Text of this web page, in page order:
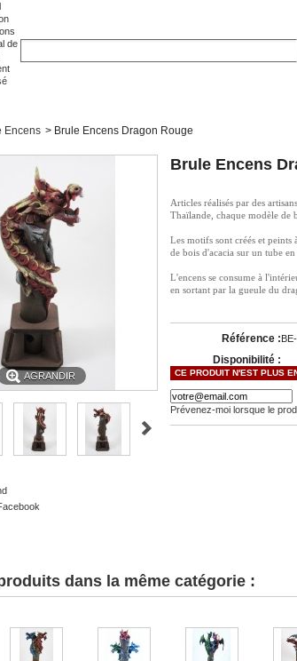
de
Encens > Brule Encens Dragon Rouge
AGRANDIR
Brule Encens
Articles réalisés par des
Thaïlande, chaque modèle de
Les motifs sont créés et peints
de bois d'acacia sur un tube en
L'encens se consume à
en sortant par la gueule du
Référence :
Disponibilité :
CE PRODUIT N'EST PLUS
Prévenez-moi lorsque le
dans la même catégorie :